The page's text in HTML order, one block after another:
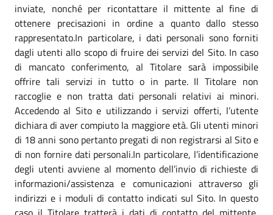
inviate, nonché per ricontattare il mittente al fine di
ottenere precisazioni in ordine a quanto dallo stesso
rappresentato.In particolare, i dati personali sono forniti
dagli utenti allo scopo di fruire dei servizi del Sito. In caso
di mancato conferimento, al Titolare sarà impossibile
offrire tali servizi in tutto o in parte. Il Titolare non
raccoglie e non tratta dati personali relativi ai minori.
Accedendo al Sito e utilizzando i servizi offerti, l’utente
dichiara di aver compiuto la maggiore età. Gli utenti minori
di 18 anni sono pertanto pregati di non registrarsi al Sito e
di non fornire dati personali.In particolare, l’identificazione
degli utenti avviene al momento dell’invio di richieste di
informazioni/assistenza e comunicazioni attraverso gli
indirizzi e i moduli di contatto indicati sul Sito. In questo